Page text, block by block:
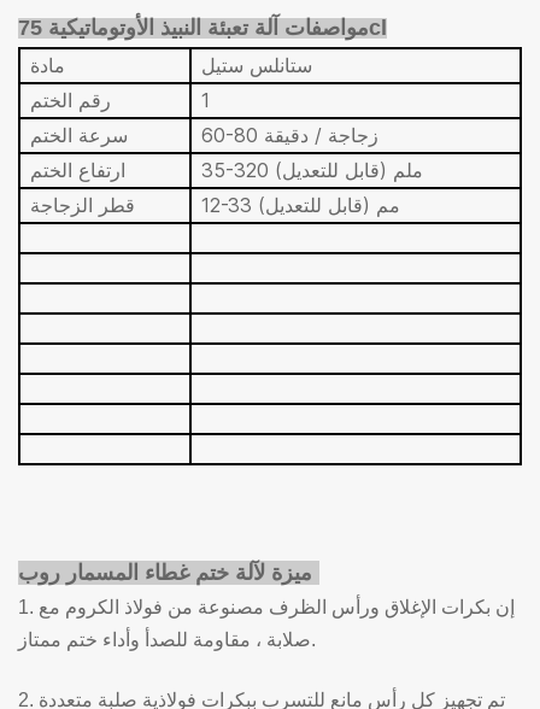
مواصفات آلة تعبئة النبيذ الأوتوماتيكية 75cl
مادة
ستانلس ستيل
رقم الختم
1
سرعة الختم
60-80 زجاجة / دقيقة
ارتفاع الختم
35-320 ملم (قابل للتعديل)
قطر الزجاجة
12- 33 مم (قابل للتعديل)
1. إن بكرات الإغلاق ورأس الظرف مصنوعة من فولاذ الكروم مع
صلابة ، مقاومة للصدأ وأداء ختم ممتاز.
2. تم تجهيز كل رأس مانع للتسرب ببكرات فولاذية صلبة متعددة